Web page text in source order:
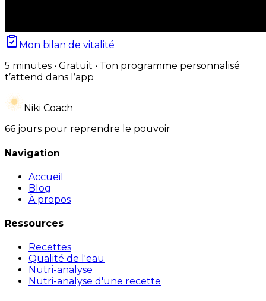
Mon bilan de vitalité
5 minutes • Gratuit • Ton programme personnalisé
t’attend dans l’app
Niki Coach
66 jours pour reprendre le pouvoir
Navigation
Accueil
Blog
À propos
Ressources
Recettes
Qualité de l'eau
Nutri-analyse
Nutri-analyse d'une recette